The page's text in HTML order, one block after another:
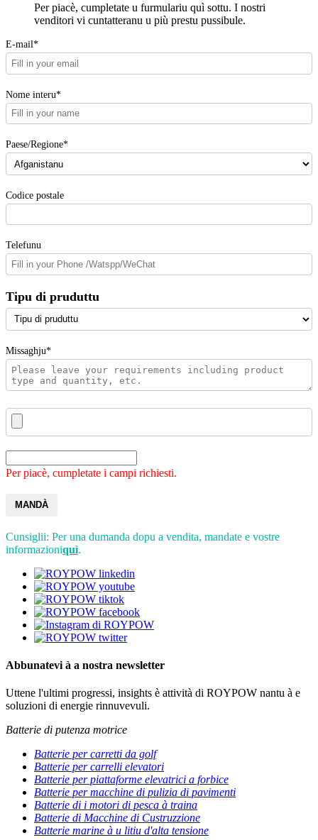
Per piacè, cumpletate u furmulariu quì sottu. I nostri
venditori vi cuntatteranu u più prestu pussibule.
E-mail*
Nome interu*
Paese/Regione*
Codice postale
Telefunu
Tipu di pruduttu
Missaghju*
Per piacè, cumpletate i campi richiesti.
MANDÀ
Cunsiglii: Per una dumanda dopu a vendita, mandate e vostre
informazioniquì.
Abbunatevi à a nostra newsletter
Uttene l'ultimi progressi, insights è attività di ROYPOW nantu à e
soluzioni di energie rinnuvevuli.
Batterie di putenza motrice
Batterie per carretti da golf
Batterie per carrelli elevatori
Batterie per piattaforme elevatrici a forbice
Batterie per macchine di pulizia di pavimenti
Batterie di i motori di pesca à traina
Batterie di Macchine di Custruzzione
Batterie marine à u litiu d'alta tensione